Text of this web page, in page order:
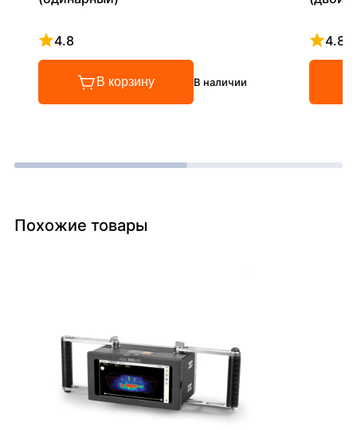
4.8
Рейтинг 4.8 из 5
В корзину В наличии
4.8
Похожие товары